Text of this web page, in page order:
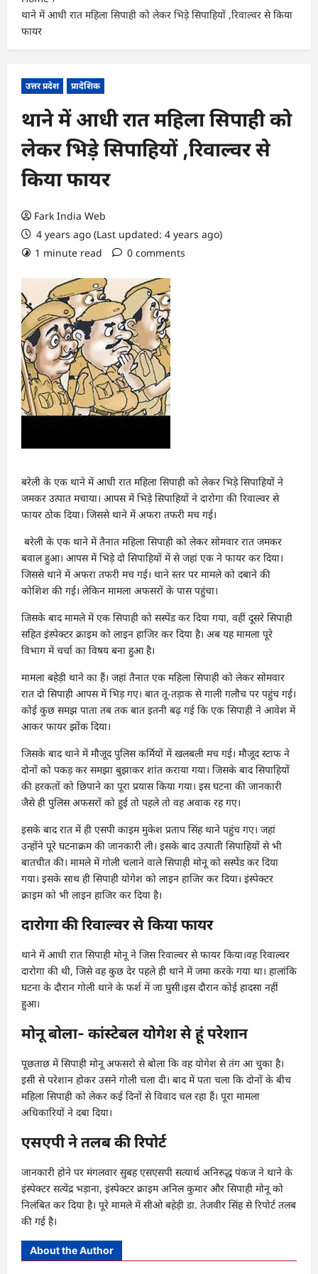
थाने में आधी रात महिला सिपाही को लेकर भिड़े सिपाहियों ,रिवाल्वर से किया
फायर
उत्तर प्रदेश प्रादेशिक
थाने में आधी रात महिला सिपाही को
लेकर भिड़े सिपाहियों ,रिवाल्वर से
किया फायर
Fark India Web
4 years ago (Last updated: 4 years ago)
1 minute read
0 comments
बरेली के एक थाने में आधी रात महिला सिपाही को लेकर भिड़े सिपाहियों ने
जमकर उत्पात मचाया। आपस में भिड़े सिपाहियों ने दारोगा की रिवाल्वर से
फायर ठोक दिया। जिससे थाने में अफरा तफरी मच गई।
बरेली के एक थाने में तैनात महिला सिपाही को लेकर साेमवार रात जमकर
बवाल हुआ। आपस में भिड़े दो सिपाहियों में से जहां एक ने फायर कर दिया।
जिससे थाने में अफरा तफरी मच गई। थाने स्तर पर मामले को दबाने की
कोशिश की गई। लेकिन मामला अफसरों के पास पहुंचा।
जिसके बाद मामले में एक सिपाही को सस्पेंड कर दिया गया, वहीं दूसरे सिपाही
सहित इंस्पेक्टर क्राइम को लाइन हाजिर कर दिया है। अब यह मामला पूरे
विभाग में चर्चा का विषय बना हुआ है।
मामला बहेड़ी थाने का हैं। जहां तैनात एक महिला सिपाही को लेकर साेमवार
रात दो सिपाही आपस में भिड़ गए। बात तू-तड़ाक से गाली गलौच पर पहुंच गई।
कोई कुछ समझ पाता तब तक बात इतनी बढ़ गई कि एक सिपाही ने आवेश में
आकर फायर झोंक दिया।
जिसके बाद थाने में मौजूद पुलिस कर्मियों में खलबली मच गई। मौजूद स्टाफ ने
दोनों को पकड़ कर समझा बुझाकर शांत कराया गया। जिसके बाद सिपाहियों
की हरकतों को छिपाने का पूरा प्रयास किया गया। इस घटना की जानकारी
जैसे ही पुलिस अफसरों को हुई तो पहले तो वह अवाक रह गए।
इसके बाद रात में ही एसपी काइम मुकेश प्रताप सिंह थाने पहुंच गए। जहां
उन्होंने पूरे घटनाक्रम की जानकारी ली। इसके बाद उत्पाती सिपाहियों से भी
बातचीत की। मामले में गोली चलाने वाले सिपाही माेनू को सस्पेंड कर दिया
गया। इसके साथ ही सिपाही याेगेश को लाइन हाजिर कर दिया। इंस्पेक्टर
क्राइम काे भी लाइन हाजिर कर दिया है।
दारोगा की रिवाल्वर से किया फायर
थाने में आधी रात सिपाही मोनू ने जिस रिवाल्वर से फायर किया।वह रिवाल्वर
दारोगा की थी, जिसे वह कुछ देर पहले ही थाने में जमा करके गया था। हालांकि
घटना के दौरान गोली थाने के फर्श में जा घुसी।इस दौरान कोई हादसा नहीं
हुआ।
मोनू बोला- कांस्टेबल योगेश से हूं परेशान
पूछताछ में सिपाही मोनू अफसरो से बोला कि वह योगेश से तंग आ चुका है।
इसी से परेशान होकर उसने गाेली चला दी। बाद में पता चला कि दोनों के बीच
महिला सिपाही को लेकर कई दिनों से विवाद चल रहा हैं। पूरा मामला
अधिकारियों ने दबा दिया।
एसएपी ने तलब की रिपोर्ट
जानकारी होने पर मंगलवार सुबह एसएसपी सत्यार्थ अनिरुद्ध पंकज ने थाने के
इंस्पेक्टर सत्येंद्र भड़ाना, इंस्पेक्टर क्राइम अनिल कुमार और सिपाही मोनू को
निलंबित कर दिया है। पूरे मामले में सीओ बहेड़ी डा. तेजवीर सिंह से रिपोर्ट तलब
की गई है।
About the Author